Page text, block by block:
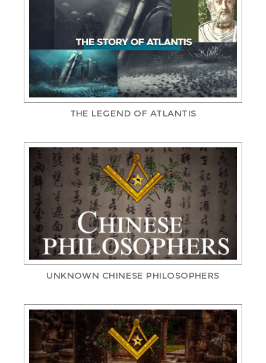
THE LEGEND OF ATLANTIS
UNKNOWN CHINESE PHILOSOPHERS